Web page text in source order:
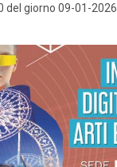
del giorno 09-01-2026.